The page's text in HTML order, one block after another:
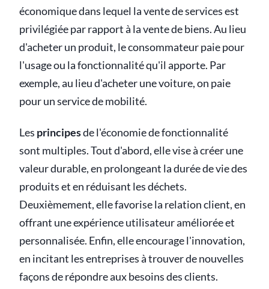
économique dans lequel la vente de services est
privilégiée par rapport à la vente de biens. Au lieu
d'acheter un produit, le consommateur paie pour
l'usage ou la fonctionnalité qu'il apporte. Par
exemple, au lieu d'acheter une voiture, on paie
pour un service de mobilité.
Les principesde l'économie de fonctionnalité
sont multiples. Tout d'abord, elle vise à créer une
valeur durable, en prolongeant la durée de vie des
produits et en réduisant les déchets.
Deuxièmement, elle favorise la relation client, en
offrant une expérience utilisateur améliorée et
personnalisée. Enfin, elle encourage l'innovation,
en incitant les entreprises à trouver de nouvelles
façons de répondre aux besoins des clients.